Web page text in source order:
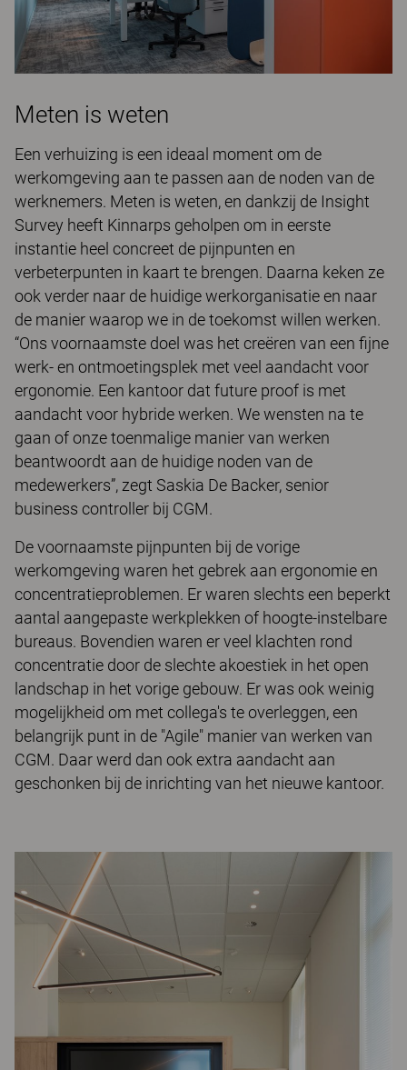
Meten is weten
Een verhuizing is een ideaal moment om de
werkomgeving aan te passen aan de noden van de
werknemers. Meten is weten, en dankzij de Insight
Survey heeft Kinnarps geholpen om in eerste
instantie heel concreet de pijnpunten en
verbeterpunten in kaart te brengen. Daarna keken ze
ook verder naar de huidige werkorganisatie en naar
de manier waarop we in de toekomst willen werken.
“Ons voornaamste doel was het creëren van een fijne
werk- en ontmoetingsplek met veel aandacht voor
ergonomie. Een kantoor dat future proof is met
aandacht voor hybride werken. We wensten na te
gaan of onze toenmalige manier van werken
beantwoordt aan de huidige noden van de
medewerkers”, zegt Saskia De Backer, senior
business controller bij CGM.
De voornaamste pijnpunten bij de vorige
werkomgeving waren het gebrek aan ergonomie en
concentratieproblemen. Er waren slechts een beperkt
aantal aangepaste werkplekken of hoogte-instelbare
bureaus. Bovendien waren er veel klachten rond
concentratie door de slechte akoestiek in het open
landschap in het vorige gebouw. Er was ook weinig
mogelijkheid om met collega's te overleggen, een
belangrijk punt in de "Agile" manier van werken van
CGM. Daar werd dan ook extra aandacht aan
geschonken bij de inrichting van het nieuwe kantoor.